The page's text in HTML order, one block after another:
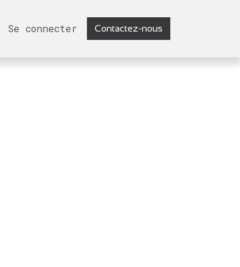
Se connecter Contactez-nous